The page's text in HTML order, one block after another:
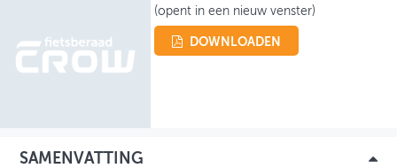
GEBRUIKER
(opent in een nieuw venster)
DOWNLOADEN
SAMENVATTING